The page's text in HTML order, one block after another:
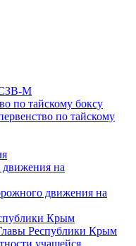
СЗВ-М
по тайскому
движения на
Республики Крым